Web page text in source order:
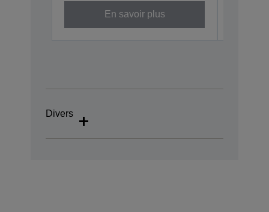
En savoir plus
Divers